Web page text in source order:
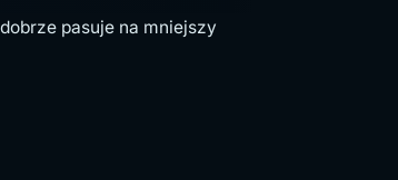
pasuje na mniejszy